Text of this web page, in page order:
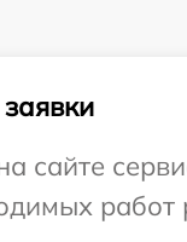
сайте
работ